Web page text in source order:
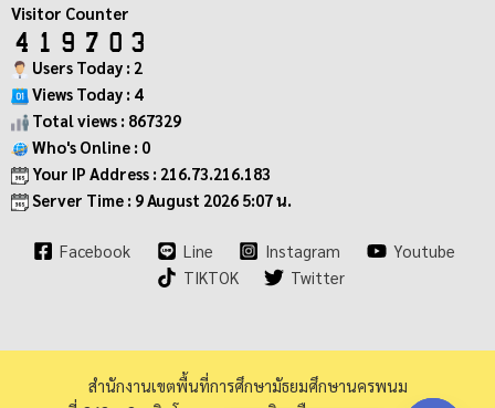
Visitor Counter
Users Today : 2
Views Today : 4
Total views : 867329
Who's Online : 0
Your IP Address : 216.73.216.183
Server Time : 9 August 2026 5:07 น.
Facebook Line Instagram
Youtube
TIKTOK
Twitter
สำนักงานเขตพื้นที่การศึกษามัธยมศึกษานครพนม